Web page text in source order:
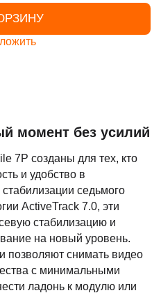
момент без усилий
7P созданы для тех, кто
и удобство в
седьмого
ActiveTrack 7.0, эти
стабилизацию и
на новый уровень.
позволяют снимать видео
с минимальными
ладонь к модулю или